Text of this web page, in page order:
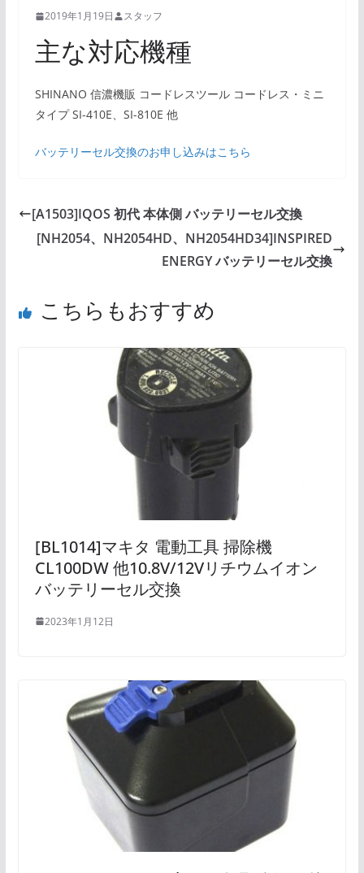
2019年1月19日 スタッフ
主な対応機種
SHINANO 信濃機販 コードレスツール コードレス・ミニ
タイプ SI-410E、SI-810E 他
バッテリーセル交換のお申し込みはこちら
[A1503]IQOS 初代 本体側 バッテリーセル交換
[NH2054、NH2054HD、NH2054HD34]INSPIRED
ENERGY バッテリーセル交換
こちらもおすすめ
[BL1014]マキタ 電動工具 掃除機
CL100DW 他10.8V/12Vリチウムイオン
バッテリーセル交換
2023年1月12日